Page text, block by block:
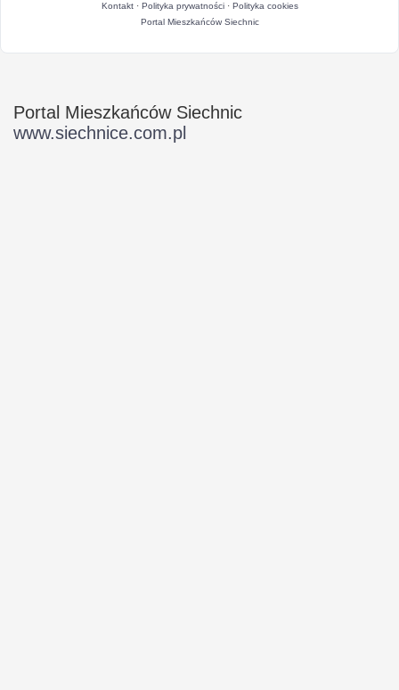
Kontakt· Polityka prywatności· Polityka cookies
Portal Mieszkańców Siechnic
Portal Mieszkańców Siechnic
www.siechnice.com.pl